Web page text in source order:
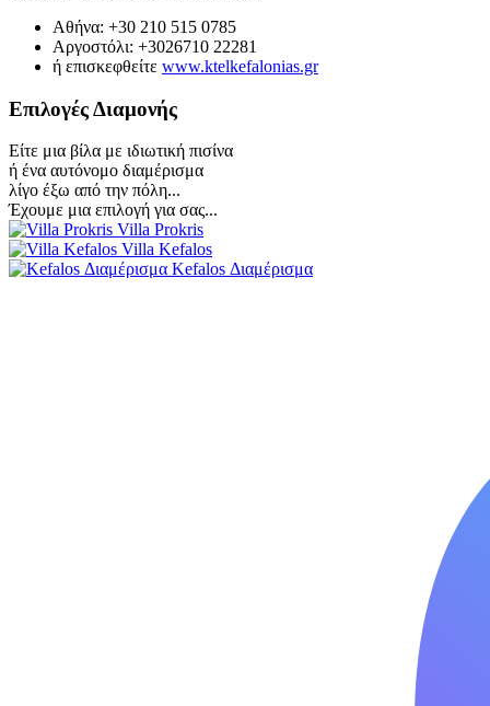
Αθήνα: +30 210 515 0785
Αργοστόλι: +3026710 22281
ή επισκεφθείτε www.ktelkefalonias.gr
Επιλογές Διαμονής
Είτε μια βίλα με ιδιωτική πισίνα
ή ένα αυτόνομο διαμέρισμα
λίγο έξω από την πόλη...
Έχουμε μια επιλογή για σας...
Villa Prokris
Villa Kefalos
Kefalos Διαμέρισμα